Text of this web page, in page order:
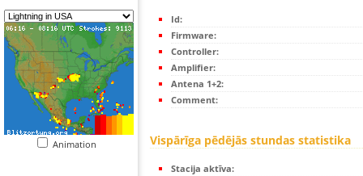
Animation
Id:
Firmware:
Controller:
Amplifier:
Antena 1+2:
Comment:
Vispārīga pēdējās stundas statistika
Stacija aktīva: